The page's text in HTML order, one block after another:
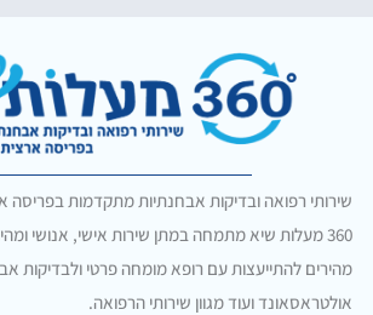
שירותי רפואה ובדיקות אבחנתיות מתקדמות בפריסה
360 מעלות שיא מתמחה במתן שירות אישי, אנושי
אולטראסאונד ועוד מגוון שירותי הרפואה.